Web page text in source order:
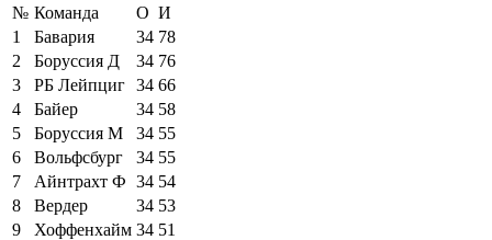
№ Команда О И
1
Бавария 34 78
2
Боруссия Д 34 76
3
РБ Лейпциг 34 66
4
Байер 34 58
5
Боруссия М 34 55
6
Вольфсбург 34 55
7
Айнтрахт Ф 34 54
8
Вердер 34 53
9
Хоффенхайм 34 51